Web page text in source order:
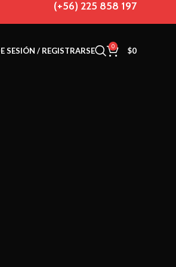
(+56) 225 858 197
SESIÓN / REGISTRARSE 0 $0